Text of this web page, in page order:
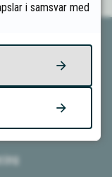
i samsvar med